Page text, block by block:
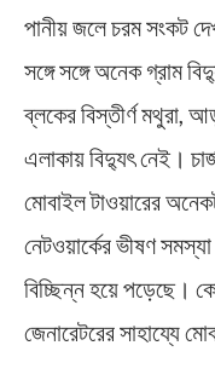
পানীয় জলে চরম সংকট
সঙ্গে সঙ্গে অনেক গ্রাম
ব্লকের বিস্তীর্ণ মথুরা,
এলাকায় বিদ্যুৎ নেই।
মোবাইল টাওয়ারের
নেটওয়ার্কের ভীষণ
বিচ্ছিন্ন হয়ে পড়েছে।
জেনারেটরের সাহায্যে